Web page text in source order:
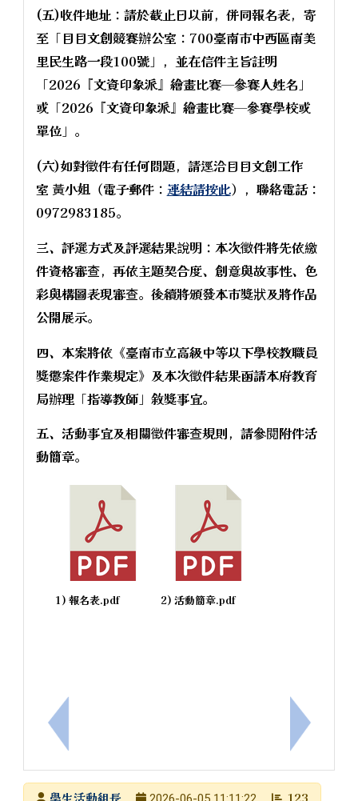
上一筆：免費線上講座：信誼基金會於6／27（六
(五)收件地址：請於截止日以前，併同報名表，寄
至「目目文創競賽辦公室：700臺南市中西區南美
里民生路一段100號」，並在信件主旨註明
「2026『文資印象派』繪畫比賽─參賽人姓名」
或「2026『文資印象派』繪畫比賽─參賽學校或
單位」。
(六)如對徵件有任何問題，請逕洽目目文創工作
室 黃小姐（電子郵件： 連結請按此），聯絡電話：
0972983185。
三、評選方式及評選結果說明：本次徵件將先依繳
件資格審查，再依主題契合度、創意與故事性、色
彩與構圖表現審查。後續將頒發本市獎狀及將作品
公開展示。
四、本案將依《臺南市立高級中等以下學校教職員
獎懲案件作業規定》及本次徵件結果函請本府教育
局辦理「指導教師」敘獎事宜。
五、活動事宜及相關徵件審查規則，請參閱附件活
動簡章。
1) 報名表.pdf 2) 活動簡章.pdf
下一筆：
發布者